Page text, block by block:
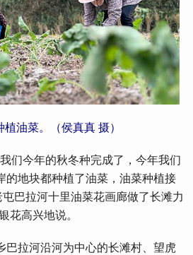
油菜。（侯真真 摄）
今年的秋冬种完成了，今年我们
的地块都种植了油菜，油菜种植接
巴拉河十里油菜花画廊做了长滩力
花高兴地说。
拉河沿河为中心的长滩村、望虎